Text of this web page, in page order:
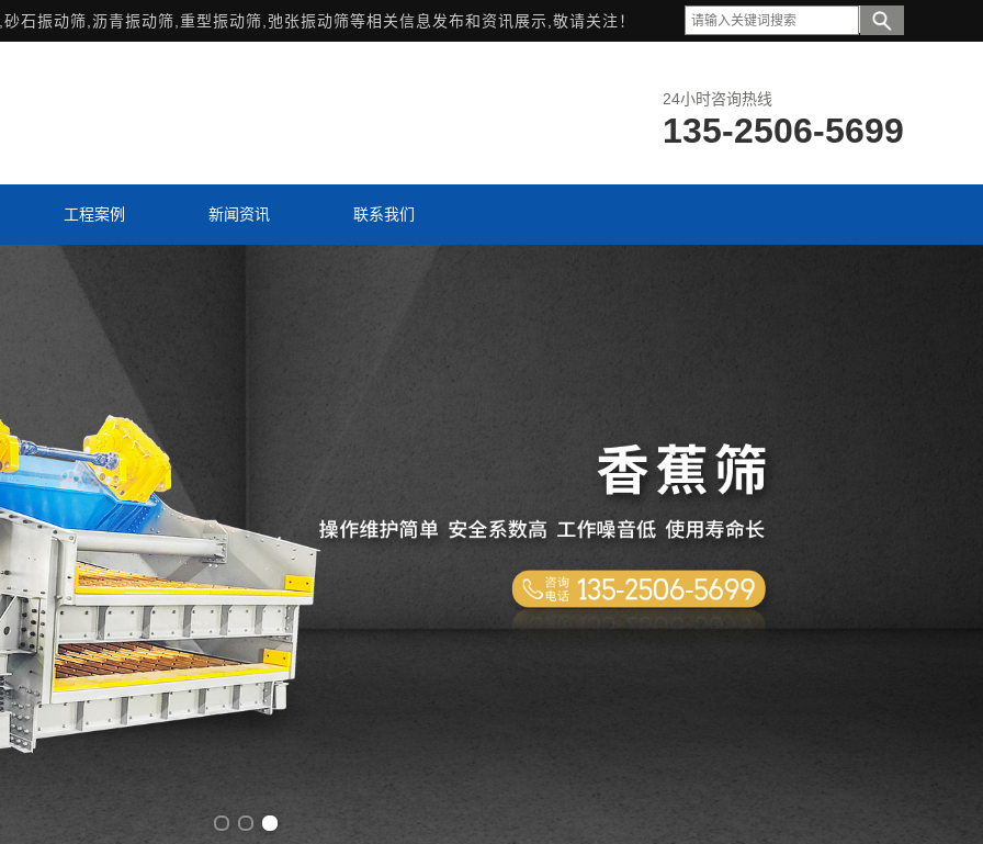
,砂石振动筛,沥青振动筛,重型振动筛,弛张振动筛等相关信息发布和资讯展示,敬请关注！
24小时咨询热线
135-2506-5699
工程案例 新闻资讯 联系我们